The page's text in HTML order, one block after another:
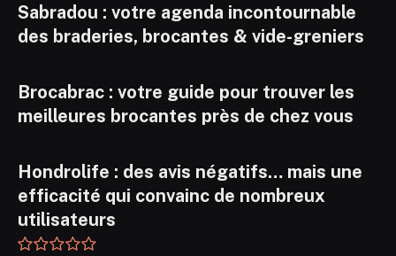
Sabradou : votre agenda incontournable
des braderies, brocantes & vide-greniers
Brocabrac : votre guide pour trouver les
meilleures brocantes près de chez vous
Hondrolife : des avis négatifs… mais une
efficacité qui convainc de nombreux
utilisateurs